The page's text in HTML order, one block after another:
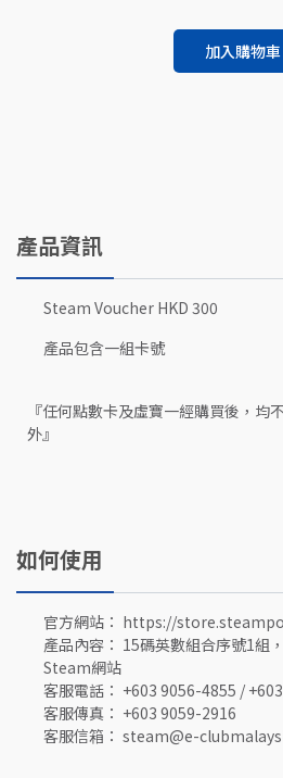
加入購物車
產品資訊
Steam Voucher HKD 300
產品包含一組卡號
『任何點數卡及虛寶一經購買後，均
外』
如何使用
官方網站： https://
產品內容： 15碼英數組合序號1組
Steam網站
客服電話： +603 9056-4855 /
客服傳真： +603 9059-2916
客服信箱： steam@e-